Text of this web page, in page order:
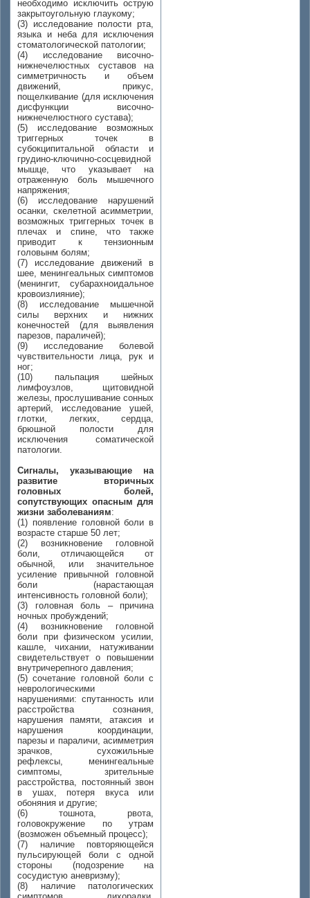
необходимо исключить острую
закрытоугольную глаукому;
(3) исследование полости рта,
языка и неба для исключения
стоматологической патологии;
(4) исследование височно-
нижнечелюстных суставов на
симметричность и объем
движений, прикус,
пощелкивание (для исключения
дисфункции височно-
нижнечелюстного сустава);
(5) исследование возможных
триггерных точек в
субокципитальной области и
грудино-ключично-сосцевидной
мышце, что указывает на
отраженную боль мышечного
напряжения;
(6) исследование нарушений
осанки, скелетной асимметрии,
возможных триггерных точек в
плечах и спине, что также
приводит к тензионным
головынм болям;
(7) исследование движений в
шее, менингеальных симптомов
(менингит, субарахноидальное
кровоизлияние);
(8) исследование мышечной
силы верхних и нижних
конечностей (для выявления
парезов, параличей);
(9) исследование болевой
чувствительности лица, рук и
ног;
(10) пальпация шейных
лимфоузлов, щитовидной
железы, прослушивание сонных
артерий, исследование ушей,
глотки, легких, сердца,
брюшной полости для
исключения соматической
патологии.
Сигналы, указывающие на
развитие вторичных
головных болей,
сопутствующих опасным для
жизни заболеваниям:
(1) появление головной боли в
возрасте старше 50 лет;
(2) возникновение головной
боли, отличающейся от
обычной, или значительное
усиление привычной головной
боли (нарастающая
интенсивность головной боли);
(3) головная боль – причина
ночных пробуждений;
(4) возникновение головной
боли при физическом усилии,
кашле, чихании, натуживании
свидетельствует о повышении
внутричерепного давления;
(5) сочетание головной боли с
неврологическими
нарушениями: спутанность или
расстройства сознания,
нарушения памяти, атаксия и
нарушения координации,
парезы и параличи, асимметрия
зрачков, сухожильные
рефлексы, менингеальные
симптомы, зрительные
расстройства, постоянный звон
в ушах, потеря вкуса или
обоняния и другие;
(6) тошнота, рвота,
головокружение по утрам
(возможен объемный процесс);
(7) наличие повторяющейся
пульсирующей боли с одной
стороны (подозрение на
сосудистую аневризму);
(8) наличие патологических